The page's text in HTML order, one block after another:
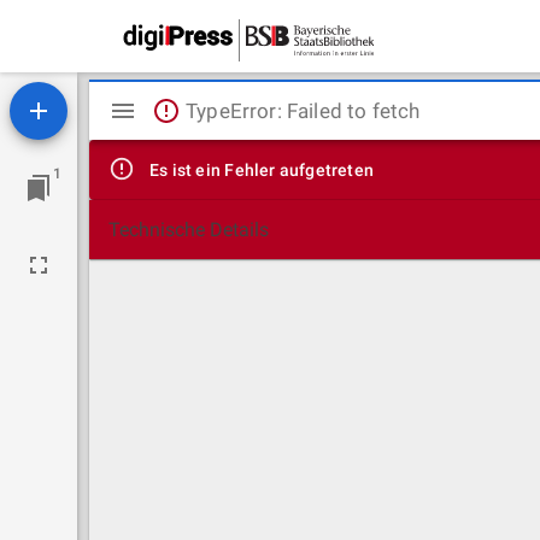
1
Mirador
Viewer
TypeError: Failed to fetch
Es ist ein Fehler aufgetreten
Technische Details